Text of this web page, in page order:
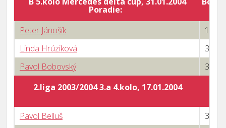
Poradie:
Peter Jánošík
1 : 3
Linda Hrúziková
3 : 2
Pavol Bobovský
3 : 0
2.liga 2003/2004 3.a 4.kolo, 17.01.2004
Pavol Belluš
3 : 0